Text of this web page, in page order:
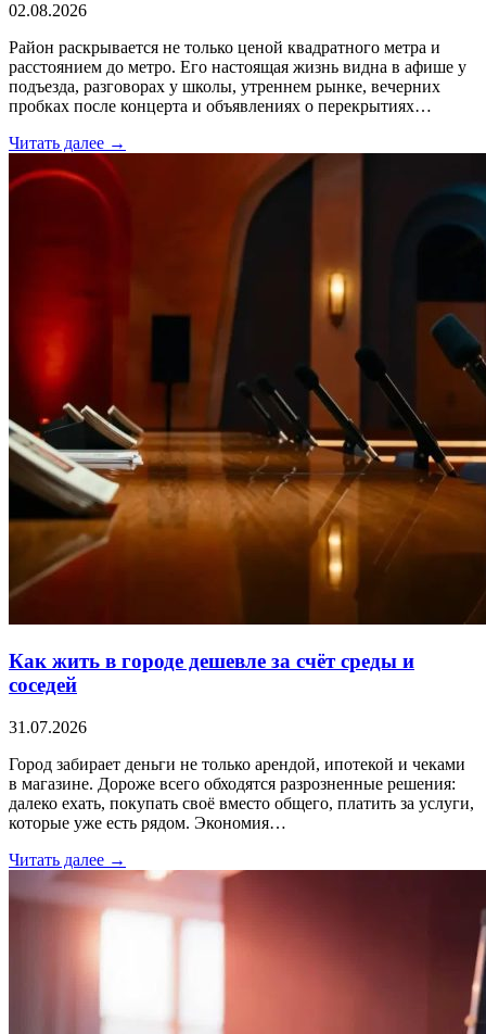
02.08.2026
Район раскрывается не только ценой квадратного метра и
расстоянием до метро. Его настоящая жизнь видна в афише у
подъезда, разговорах у школы, утреннем рынке, вечерних
пробках после концерта и объявлениях о перекрытиях…
Читать далее →
Как жить в городе дешевле за счёт среды и
соседей
31.07.2026
Город забирает деньги не только арендой, ипотекой и чеками
в магазине. Дороже всего обходятся разрозненные решения:
далеко ехать, покупать своё вместо общего, платить за услуги,
которые уже есть рядом. Экономия…
Читать далее →